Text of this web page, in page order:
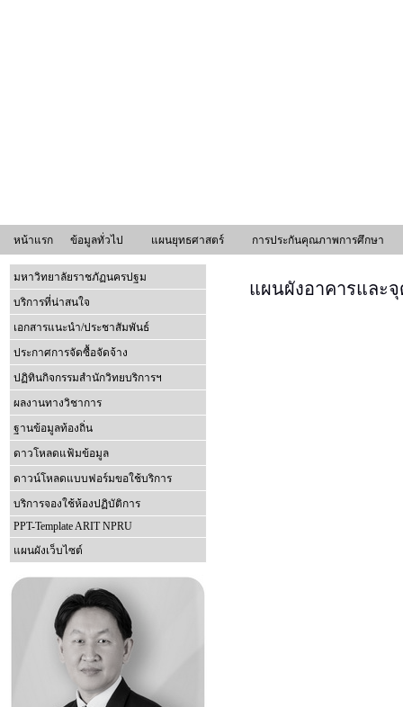
หน้าแรก ข้อมูลทั่วไป แผนยุทธศาสตร์ การประกันคุณภาพการศึกษา
มหาวิทยาลัยราชภัฏนครปฐม
บริการที่น่าสนใจ
เอกสารแนะนำ/ประชาสัมพันธ์
ประกาศการจัดซื้อจัดจ้าง
ปฏิทินกิจกรรมสำนักวิทยบริการฯ
ผลงานทางวิชาการ
ฐานข้อมูลท้องถิ่น
ดาวโหลดแฟ้มข้อมูล
ดาวน์โหลดแบบฟอร์มขอใช้บริการ
บริการจองใช้ห้องปฏิบัติการ
PPT-Template ARIT NPRU
แผนผังเว็บไซต์
แผนผังอาคารและ